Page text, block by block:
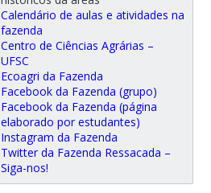
Calendário de aulas e atividades na
fazenda
Centro de Ciências Agrárias –
UFSC
Ecoagri da Fazenda
Facebook da Fazenda (grupo)
Facebook da Fazenda (página
elaborado por estudantes)
Instagram da Fazenda
Twitter da Fazenda Ressacada –
Siga-nos!